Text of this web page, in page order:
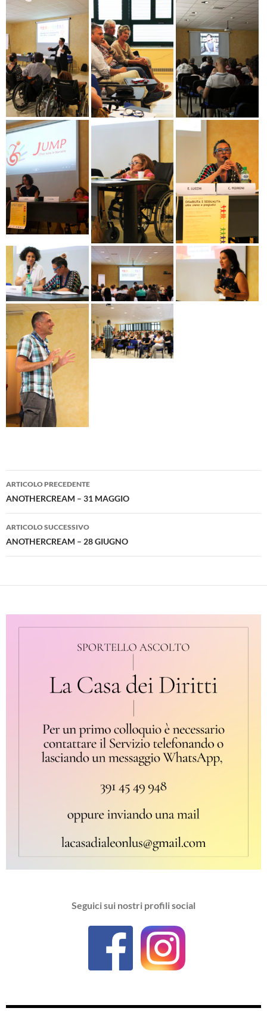
Navigazione
articolo
ARTICOLO PRECEDENTE
ANOTHERCREAM – 31 MAGGIO
ARTICOLO SUCCESSIVO
ANOTHERCREAM – 28 GIUGNO
Seguici sui nostri profili social